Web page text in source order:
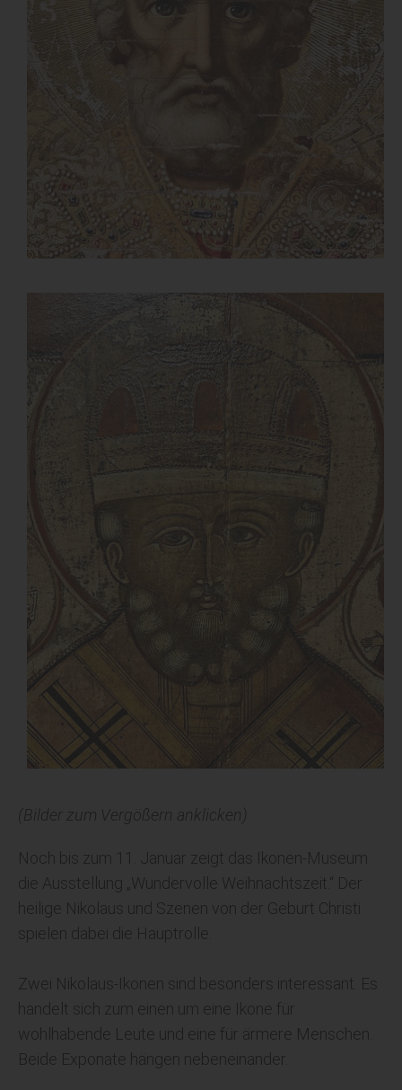
(Bilder zum Vergößern anklicken)
Noch bis zum 11. Januar zeigt das Ikonen-Museum
die Ausstellung „Wundervolle Weihnachtszeit.“ Der
heilige Nikolaus und Szenen von der Geburt Christi
spielen dabei die Hauptrolle.
Zwei Nikolaus-Ikonen sind besonders interessant. Es
handelt sich zum einen um eine Ikone für
wohlhabende Leute und eine für ärmere Menschen.
Beide Exponate hängen nebeneinander.